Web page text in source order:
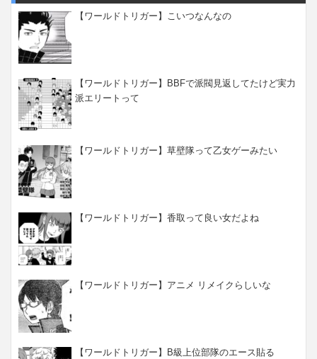
【ワールドトリガー】こいつなんなの
【ワールドトリガー】BBFで派閥見返してたけど実力
派エリートって
【ワールドトリガー】草壁隊って乙女ゲーみたい
【ワールドトリガー】香取って良い女だよね
【ワールドトリガー】アニメ リメイクらしいな
【ワールドトリガー】B級上位部隊のエース貼る